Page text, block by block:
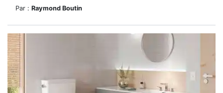
Par : Raymond Boutin